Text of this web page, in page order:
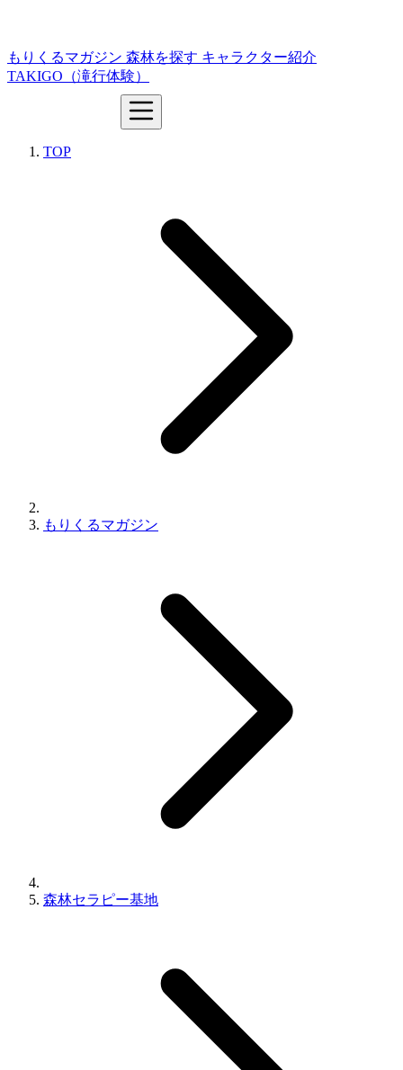
もりくるマガジン 森林を探す キャラクター紹介
TAKIGO（滝行体験）
TOP
もりくるマガジン
森林セラピー基地